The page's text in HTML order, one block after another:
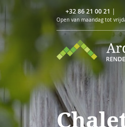
+32 86 21 00 21 |
Open van maandag tot